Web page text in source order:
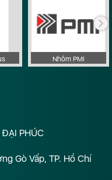
Nhôm PMI
ĐẠI PHÚC
Gò Vấp, TP. Hồ Chí